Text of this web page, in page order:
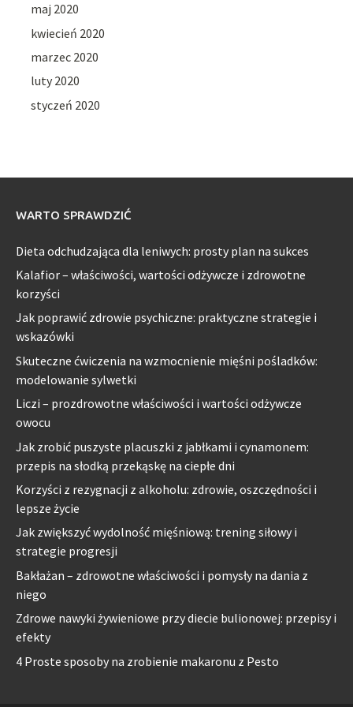
maj 2020
kwiecień 2020
marzec 2020
luty 2020
styczeń 2020
WARTO SPRAWDZIĆ
Dieta odchudzająca dla leniwych: prosty plan na sukces
Kalafior – właściwości, wartości odżywcze i zdrowotne
korzyści
Jak poprawić zdrowie psychiczne: praktyczne strategie i
wskazówki
Skuteczne ćwiczenia na wzmocnienie mięśni pośladków:
modelowanie sylwetki
Liczi – prozdrowotne właściwości i wartości odżywcze
owocu
Jak zrobić puszyste placuszki z jabłkami i cynamonem:
przepis na słodką przekąskę na ciepłe dni
Korzyści z rezygnacji z alkoholu: zdrowie, oszczędności i
lepsze życie
Jak zwiększyć wydolność mięśniową: trening siłowy i
strategie progresji
Bakłażan – zdrowotne właściwości i pomysły na dania z
niego
Zdrowe nawyki żywieniowe przy diecie bulionowej: przepisy i
efekty
4 Proste sposoby na zrobienie makaronu z Pesto